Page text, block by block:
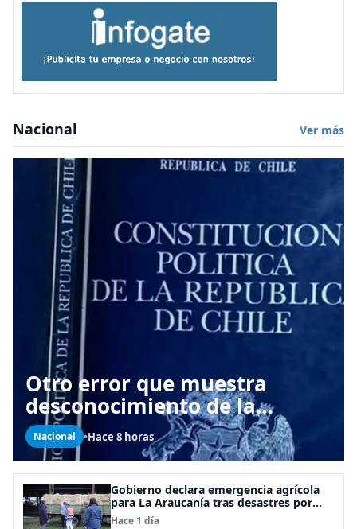
Nacional Ver más
Otro error que muestra
desconocimiento de la
Constitución: Artículo 1
consagra resguardar la
seguridad nacional y
proteger a los ciudadanos
Nacional •Hace 8 horas
Gobierno declara emergencia agrícola
para La Araucanía tras desastres por
pasos de sistemas frontales
Hace 1 día